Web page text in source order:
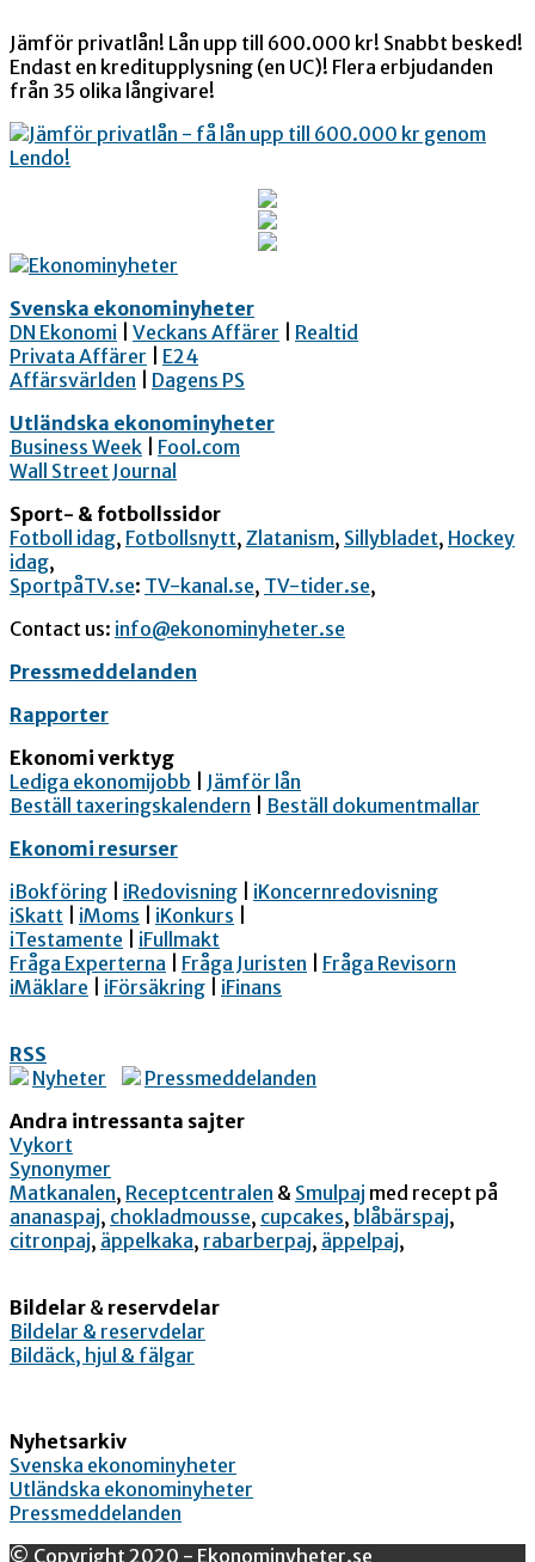
Jämför privatlån! Lån upp till 600.000 kr! Snabbt besked!
Endast en kreditupplysning (en UC)! Flera erbjudanden
från 35 olika långivare!
Svenska ekonominyheter
DN Ekonomi
Veckans Affärer
Realtid
Privata Affärer
E24
Affärsvärlden
Dagens PS
Utländska ekonominyheter
Business Week
Fool.com
Wall Street Journal
Sport- & fotbollssidor
Fotboll idag, Fotbollsnytt, Zlatanism, Sillybladet, Hockey
idag,
SportpåTV.se: TV-kanal.se, TV-tider.se,
Contact us: info@ekonominyheter.se
Pressmeddelanden
Rapporter
Ekonomi verktyg
Lediga ekonomijobb
Jämför lån
Beställ taxeringskalendern
Beställ dokumentmallar
Ekonomi resurser
iBokföring
iRedovisning
iKoncernredovisning
iSkatt
iMoms iKonkurs
iTestamente
iFullmakt
Fråga Experterna
Fråga Juristen
Fråga Revisorn
iMäklare
iFörsäkring iFinans
RSS
Nyheter
Pressmeddelanden
Andra intressanta sajter
Vykort
Synonymer
Matkanalen, Receptcentralen & Smulpaj med recept på
ananaspaj, chokladmousse, cupcakes, blåbärspaj,
citronpaj, äppelkaka, rabarberpaj, äppelpaj,
Bildelar & reservdelar
Bildelar & reservdelar
Bildäck, hjul & fälgar
Nyhetsarkiv
Svenska ekonominyheter
Utländska ekonominyheter
Pressmeddelanden
© Copyright 2020 - Ekonominyheter.se